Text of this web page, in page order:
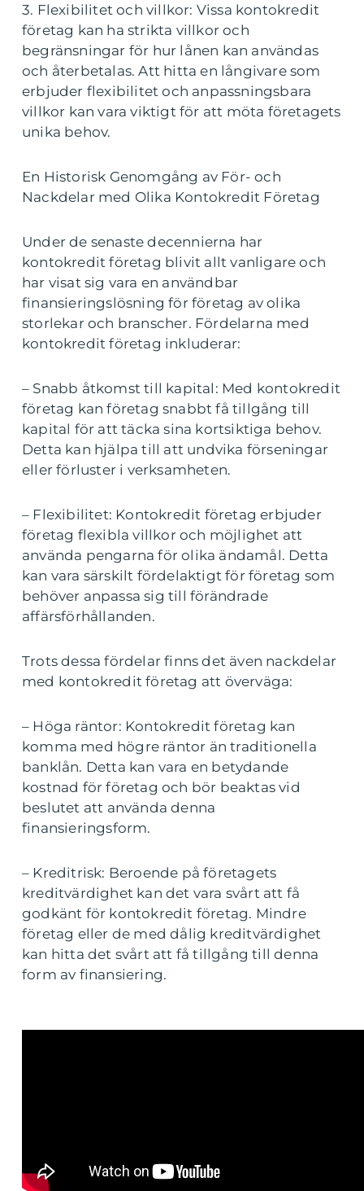
3. Flexibilitet och villkor: Vissa kontokredit
företag kan ha strikta villkor och
begränsningar för hur lånen kan användas
och återbetalas. Att hitta en långivare som
erbjuder flexibilitet och anpassningsbara
villkor kan vara viktigt för att möta företagets
unika behov.
En Historisk Genomgång av För- och
Nackdelar med Olika Kontokredit Företag
Under de senaste decennierna har
kontokredit företag blivit allt vanligare och
har visat sig vara en användbar
finansieringslösning för företag av olika
storlekar och branscher. Fördelarna med
kontokredit företag inkluderar:
– Snabb åtkomst till kapital: Med kontokredit
företag kan företag snabbt få tillgång till
kapital för att täcka sina kortsiktiga behov.
Detta kan hjälpa till att undvika förseningar
eller förluster i verksamheten.
– Flexibilitet: Kontokredit företag erbjuder
företag flexibla villkor och möjlighet att
använda pengarna för olika ändamål. Detta
kan vara särskilt fördelaktigt för företag som
behöver anpassa sig till förändrade
affärsförhållanden.
Trots dessa fördelar finns det även nackdelar
med kontokredit företag att överväga:
– Höga räntor: Kontokredit företag kan
komma med högre räntor än traditionella
banklån. Detta kan vara en betydande
kostnad för företag och bör beaktas vid
beslutet att använda denna
finansieringsform.
– Kreditrisk: Beroende på företagets
kreditvärdighet kan det vara svårt att få
godkänt för kontokredit företag. Mindre
företag eller de med dålig kreditvärdighet
kan hitta det svårt att få tillgång till denna
form av finansiering.